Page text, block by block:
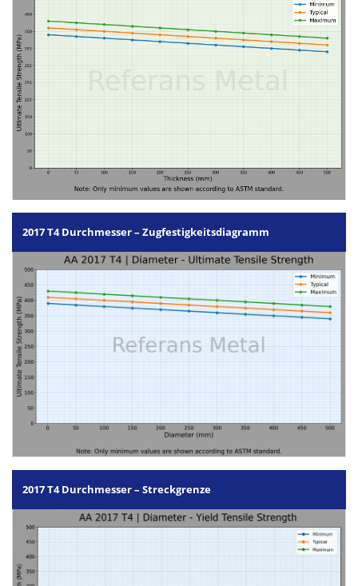
2017 T4 Durchmesser – Zugfestigkeitsdiagramm
2017 T4 Durchmesser – Streckgrenze